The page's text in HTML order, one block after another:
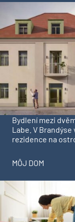
Bydlení mezi
Labe. V Brandýse
rezidence na
MÔJ DOM